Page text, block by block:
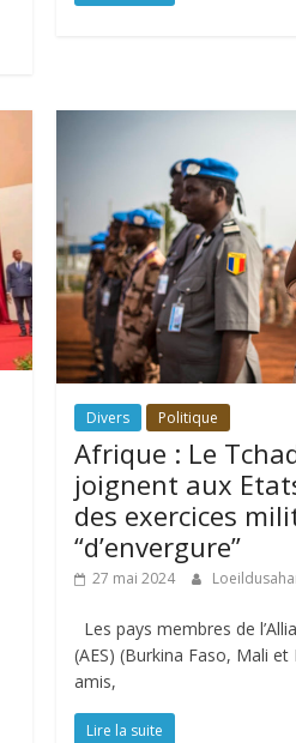
Divers Politique
Afrique : Le
joignent aux
des exercices
“d’envergure”
27 mai 2024
Les pays membres de
(AES) (Burkina Faso, Mali
amis,
Lire la suite